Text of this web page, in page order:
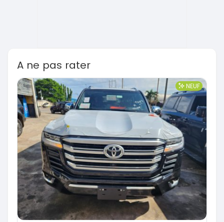
A ne pas rater
NEUF